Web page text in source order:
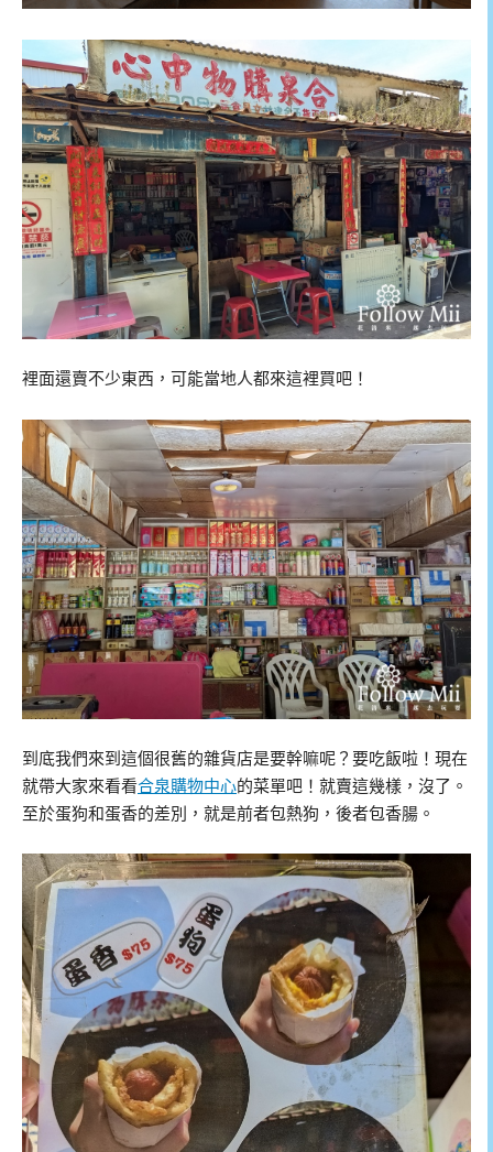
裡面還賣不少東西，可能當地人都來這裡買吧！
到底我們來到這個很舊的雜貨店是要幹嘛呢？要吃飯啦！現在
就帶大家來看看合泉購物中心的菜單吧！就賣這幾樣，沒了。
至於蛋狗和蛋香的差別，就是前者包熱狗，後者包香腸。